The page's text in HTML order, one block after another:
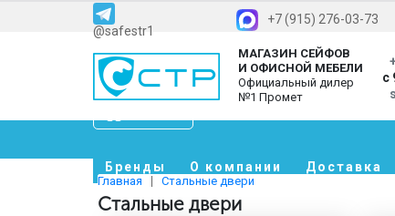
@safestr1
+7 (915) 276-03-73
МАГАЗИН СЕЙФОВ
И ОФИСНОЙ МЕБЕЛИ
Официальный дилер
№1 Промет
с
Бренды О компании Доставка
Главная Стальные двери
Стальные двери